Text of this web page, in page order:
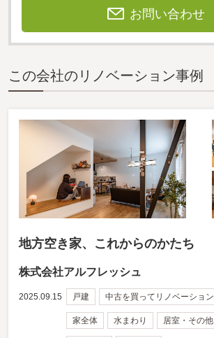
お問い合わせ
この会社のリノベーション事例
地方空き家、これからのかたち
株式会社アルフレッシュ
2025.09.15 戸建 中古を買ってリノベーション
家全体 水まわり 居室・その他